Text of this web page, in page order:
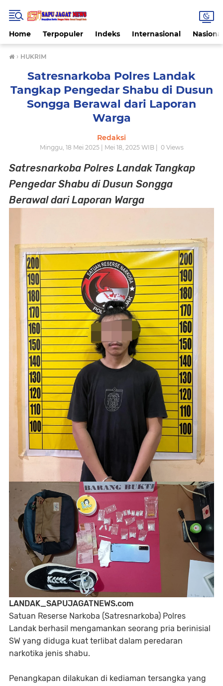
Home Terpopuler Indeks Internasional
› HUKRIM
Satresnarkoba Polres Landak
Tangkap Pengedar Shabu di Dusun
Songga Berawal dari Laporan
Warga
Redaksi
Minggu, 18 Mei 2025 | Mei 18, 2025 WIB | 0Views
Satresnarkoba Polres Landak Tangkap
Pengedar Shabu di Dusun Songga
Berawal dari Laporan Warga
LANDAK_SAPUJAGATNEWS.com
Satuan Reserse Narkoba (Satresnarkoba) Polres
Landak berhasil mengamankan seorang pria berinisial
SW yang diduga kuat terlibat dalam peredaran
narkotika jenis shabu.
Penangkapan dilakukan di kediaman tersangka yang